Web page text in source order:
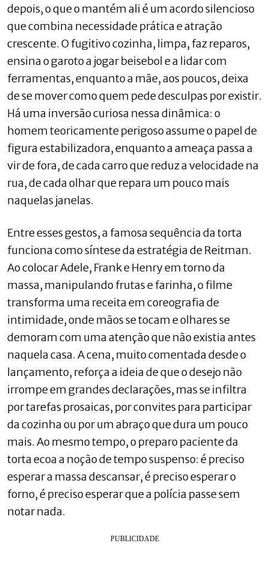
depois, o que o mantém ali é um acordo silencioso
que combina necessidade prática e atração
crescente. O fugitivo cozinha, limpa, faz reparos,
ensina o garoto a jogar beisebol e a lidar com
ferramentas, enquanto a mãe, aos poucos, deixa
de se mover como quem pede desculpas por existir.
Há uma inversão curiosa nessa dinâmica: o
homem teoricamente perigoso assume o papel de
figura estabilizadora, enquanto a ameaça passa a
vir de fora, de cada carro que reduz a velocidade na
rua, de cada olhar que repara um pouco mais
naquelas janelas.
Entre esses gestos, a famosa sequência da torta
funciona como síntese da estratégia de Reitman.
Ao colocar Adele, Frank e Henry em torno da
massa, manipulando frutas e farinha, o filme
transforma uma receita em coreografia de
intimidade, onde mãos se tocam e olhares se
demoram com uma atenção que não existia antes
naquela casa. A cena, muito comentada desde o
lançamento, reforça a ideia de que o desejo não
irrompe em grandes declarações, mas se infiltra
por tarefas prosaicas, por convites para participar
da cozinha ou por um abraço que dura um pouco
mais. Ao mesmo tempo, o preparo paciente da
torta ecoa a noção de tempo suspenso: é preciso
esperar a massa descansar, é preciso esperar o
forno, é preciso esperar que a polícia passe sem
notar nada.